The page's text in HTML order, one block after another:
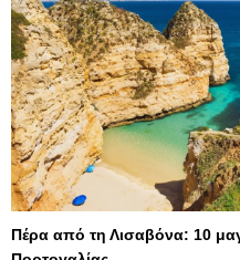
Πέρα από τη Λισαβόνα: 10